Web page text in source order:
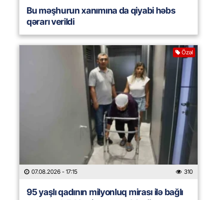
Bu məşhurun xanımına da qiyabi həbs
qərarı verildi
Özəl
07.08.2026 - 17:15 310
95 yaşlı qadının milyonluq mirası ilə bağlı